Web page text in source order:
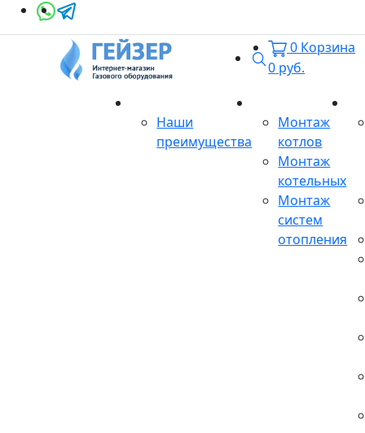
Поиск
0 Корзина
0 руб.
Наши
преимущества
Монтаж
котлов
Монтаж
котельных
Монтаж
систем
отопления